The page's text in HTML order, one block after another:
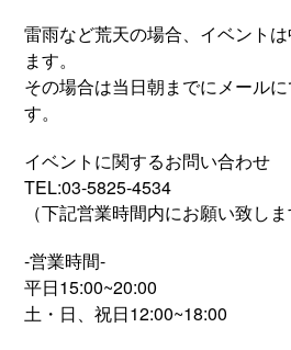
雷雨など荒天の場合、イベント
ます。
その場合は当日朝までにメール
す。
イベントに関するお問い合わせ
TEL:03-5825-4534
（下記営業時間内にお願い致しま
-営業時間-
平日15:00~20:00
土・日、祝日12:00~18:00